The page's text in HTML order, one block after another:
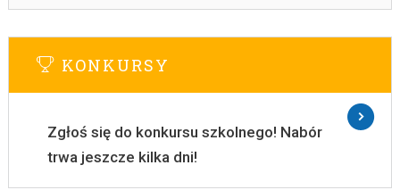
KONKURSY
Zgłoś się do konkursu szkolnego! Nabór
trwa jeszcze kilka dni!